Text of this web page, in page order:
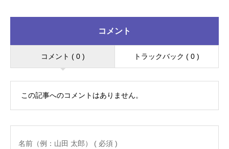
コメント
コメント ( 0 ) トラックバック ( 0 )
この記事へのコメントはありません。
名前（例：山田 太郎） ( 必須 )